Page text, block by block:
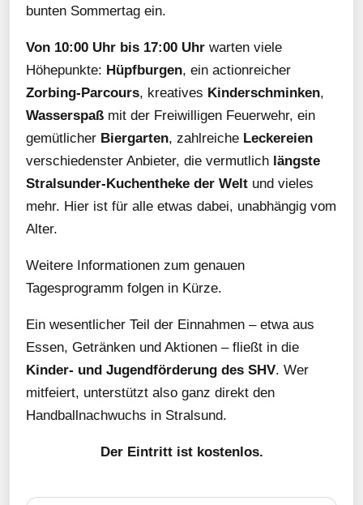
bunten Sommertag ein.
Von 10:00 Uhr bis 17:00 Uhr warten viele
Höhepunkte: Hüpfburgen, ein actionreicher
Zorbing-Parcours, kreatives Kinderschminken,
Wasserspaß mit der Freiwilligen Feuerwehr, ein
gemütlicher Biergarten, zahlreiche Leckereien
verschiedenster Anbieter, die vermutlich längste
Stralsunder-Kuchentheke der Welt und vieles
mehr. Hier ist für alle etwas dabei, unabhängig vom
Alter.
Weitere Informationen zum genauen
Tagesprogramm folgen in Kürze.
Ein wesentlicher Teil der Einnahmen – etwa aus
Essen, Getränken und Aktionen – fließt in die
Kinder- und Jugendförderung des SHV. Wer
mitfeiert, unterstützt also ganz direkt den
Handballnachwuchs in Stralsund.
Der Eintritt ist kostenlos.